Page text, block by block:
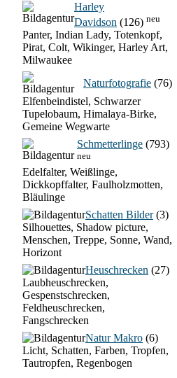
Harley
Davidson (126) neu
Panter, Indian Lady, Totenkopf,
Pirat, Colt, Wikinger, Harley Art,
Milwaukee
Naturfotografie (76)
Elfenbeindistel, Schwarzer
Tupelobaum, Himalaya-Birke,
Gemeine Wegwarte
Schmetterlinge (793)
neu
Edelfalter, Weißlinge,
Dickkopffalter, Faulholzmotten,
Bläulinge
Schatten Bilder(3)
Silhouettes, Shadow picture,
Menschen, Treppe, Sonne, Wand,
Horizont
Heuschrecken (27)
Laubheuschrecken,
Gespenstschrecken,
Feldheuschrecken,
Fangschrecken
Natur Makro (6)
Licht, Schatten, Farben, Tropfen,
Tautropfen, Regenbogen